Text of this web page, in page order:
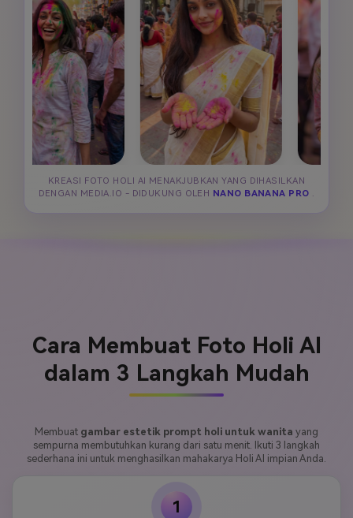
KREASI FOTO HOLI AI MENAKJUBKAN YANG DIHASILKAN
DENGAN MEDIA.IO - DIDUKUNG OLEH NANO BANANA PRO .
Cara Membuat Foto Holi AI
dalam 3 Langkah Mudah
Membuat gambar estetik prompt holi untuk wanita yang
sempurna membutuhkan kurang dari satu menit. Ikuti 3 langkah
sederhana ini untuk menghasilkan mahakarya Holi AI impian Anda.
1